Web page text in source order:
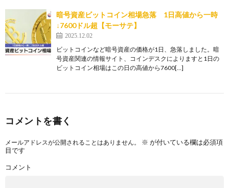
暗号資産ビットコイン相場急落 1日高値から一時
↓7600ドル超【モーサテ】
2025.12.02
ビットコインなど暗号資産の価格が1日、急落しました。暗
号資産関連の情報サイト、コインデスクによりますと1日の
ビットコイン相場はこの日の高値から7600[…]
コメントを書く
メールアドレスが公開されることはありません。 ※ が付いている欄は必須項
目です
コメント